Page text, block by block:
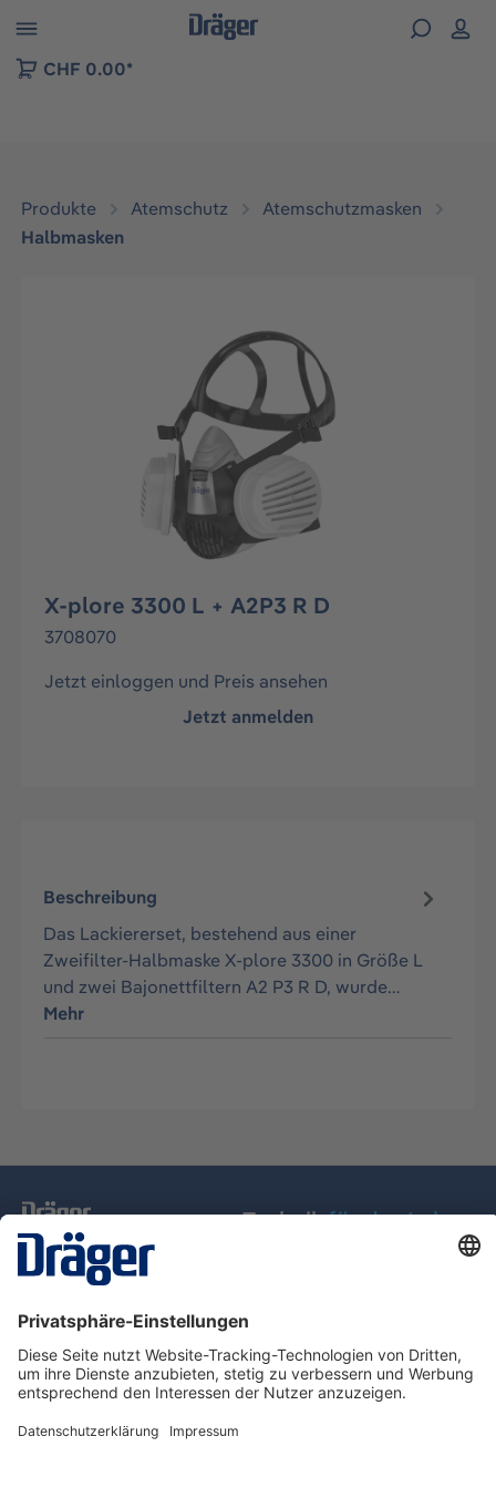
der B2B-Plattform springen
CHF 0.00*
Produkte Atemschutz
Atemschutzmasken
Halbmasken
Bildergalerie überspringen
X-plore 3300 L + A2P3 R D
3708070
Jetzt einloggen und Preis ansehen
Jetzt anmelden
Beschreibung
Das Lackiererset, bestehend aus einer
Zweifilter-Halbmaske X-plore 3300 in Größe L
und zwei Bajonettfiltern A2 P3 R D, wurde…
Mehr
Technikfür das Leben
Service-Hotline
Über Dräger
Informationen